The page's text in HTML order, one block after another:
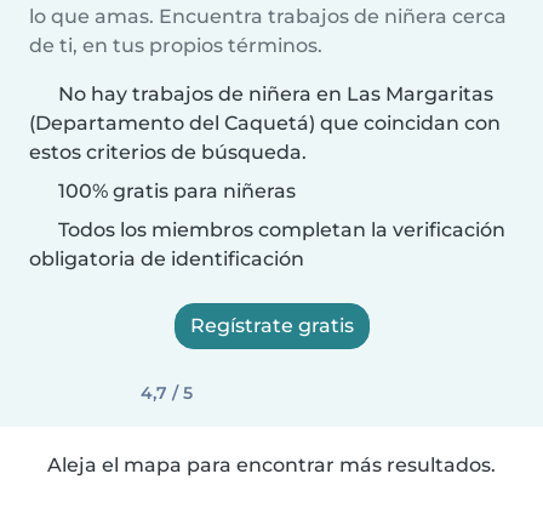
lo que amas. Encuentra trabajos de niñera cerca
de ti, en tus propios términos.
No hay trabajos de niñera en Las Margaritas
(Departamento del Caquetá) que coincidan con
estos criterios de búsqueda.
100% gratis para niñeras
Todos los miembros completan la verificación
obligatoria de identificación
Regístrate gratis
4,7 / 5
Aleja el mapa para encontrar más resultados.